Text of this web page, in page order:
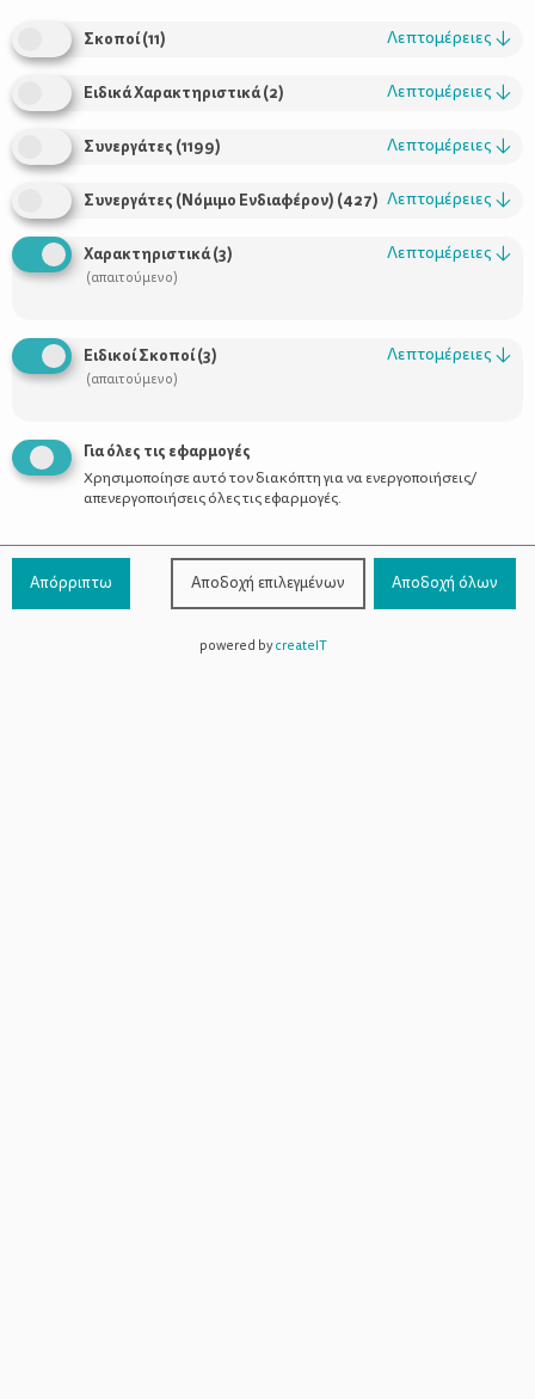
Συχνές ερωτήσεις κατά την
εγκυμοσύνη
Σκοποί(11) Λεπτομέρειες ↓
Ειδικά Χαρακτηριστικά(2) Λεπτομέρειες ↓
Συνεργάτες (1199) Λεπτομέρειες ↓
Συνεργάτες (Νόμιμο Ενδιαφέρον) (427) Λεπτομέρειες ↓
Χαρακτηριστικά(3)
(απαιτούμενο)
Λεπτομέρειες ↓
Ειδικοί Σκοποί(3)
(απαιτούμενο)
Λεπτομέρειες ↓
Για όλες τις εφαρμογές
Χρησιμοποίησε αυτό τον διακόπτη για να ενεργοποιήσεις/
απενεργοποιήσεις όλες τις εφαρμογές.
Απόρριπτω Αποδοχή επιλεγμένων Αποδοχή όλων
powered bycreateIT